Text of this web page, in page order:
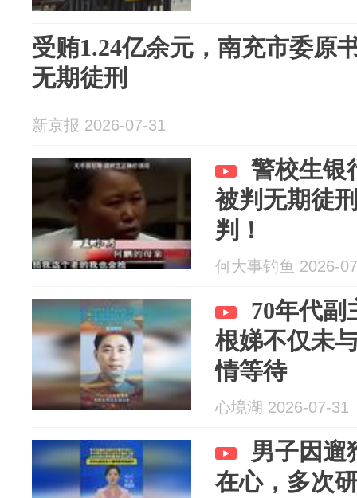
受贿1.24亿余元，南充市委原
无期徒刑
新京报 2026-07-31
警校生银
被判无期徒
判！
何大事钓鱼 2026-
70年代副
根娣不仅未
情等待
心境湖 2026-07-31
男子因遛
在心，多次